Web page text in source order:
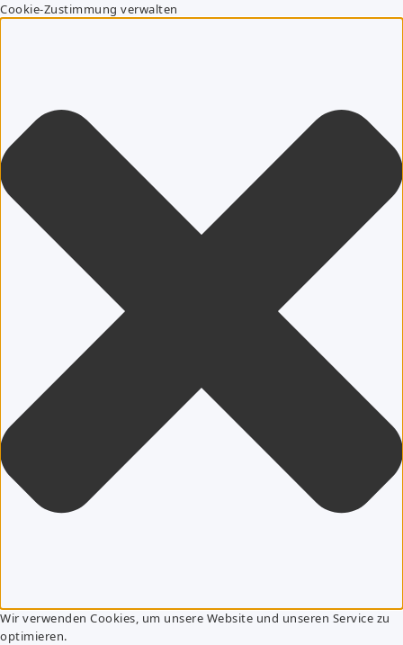
Cookie-Zustimmung verwalten
Wir verwenden Cookies, um unsere Website und unseren Service zu
optimieren.